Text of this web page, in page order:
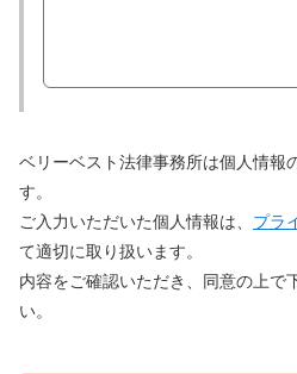
ベリーベスト法律事務所は個人情報
す。
ご入力いただいた個人情報は、 プラ
て適切に取り扱います。
内容をご確認いただき、同意の上で
い。